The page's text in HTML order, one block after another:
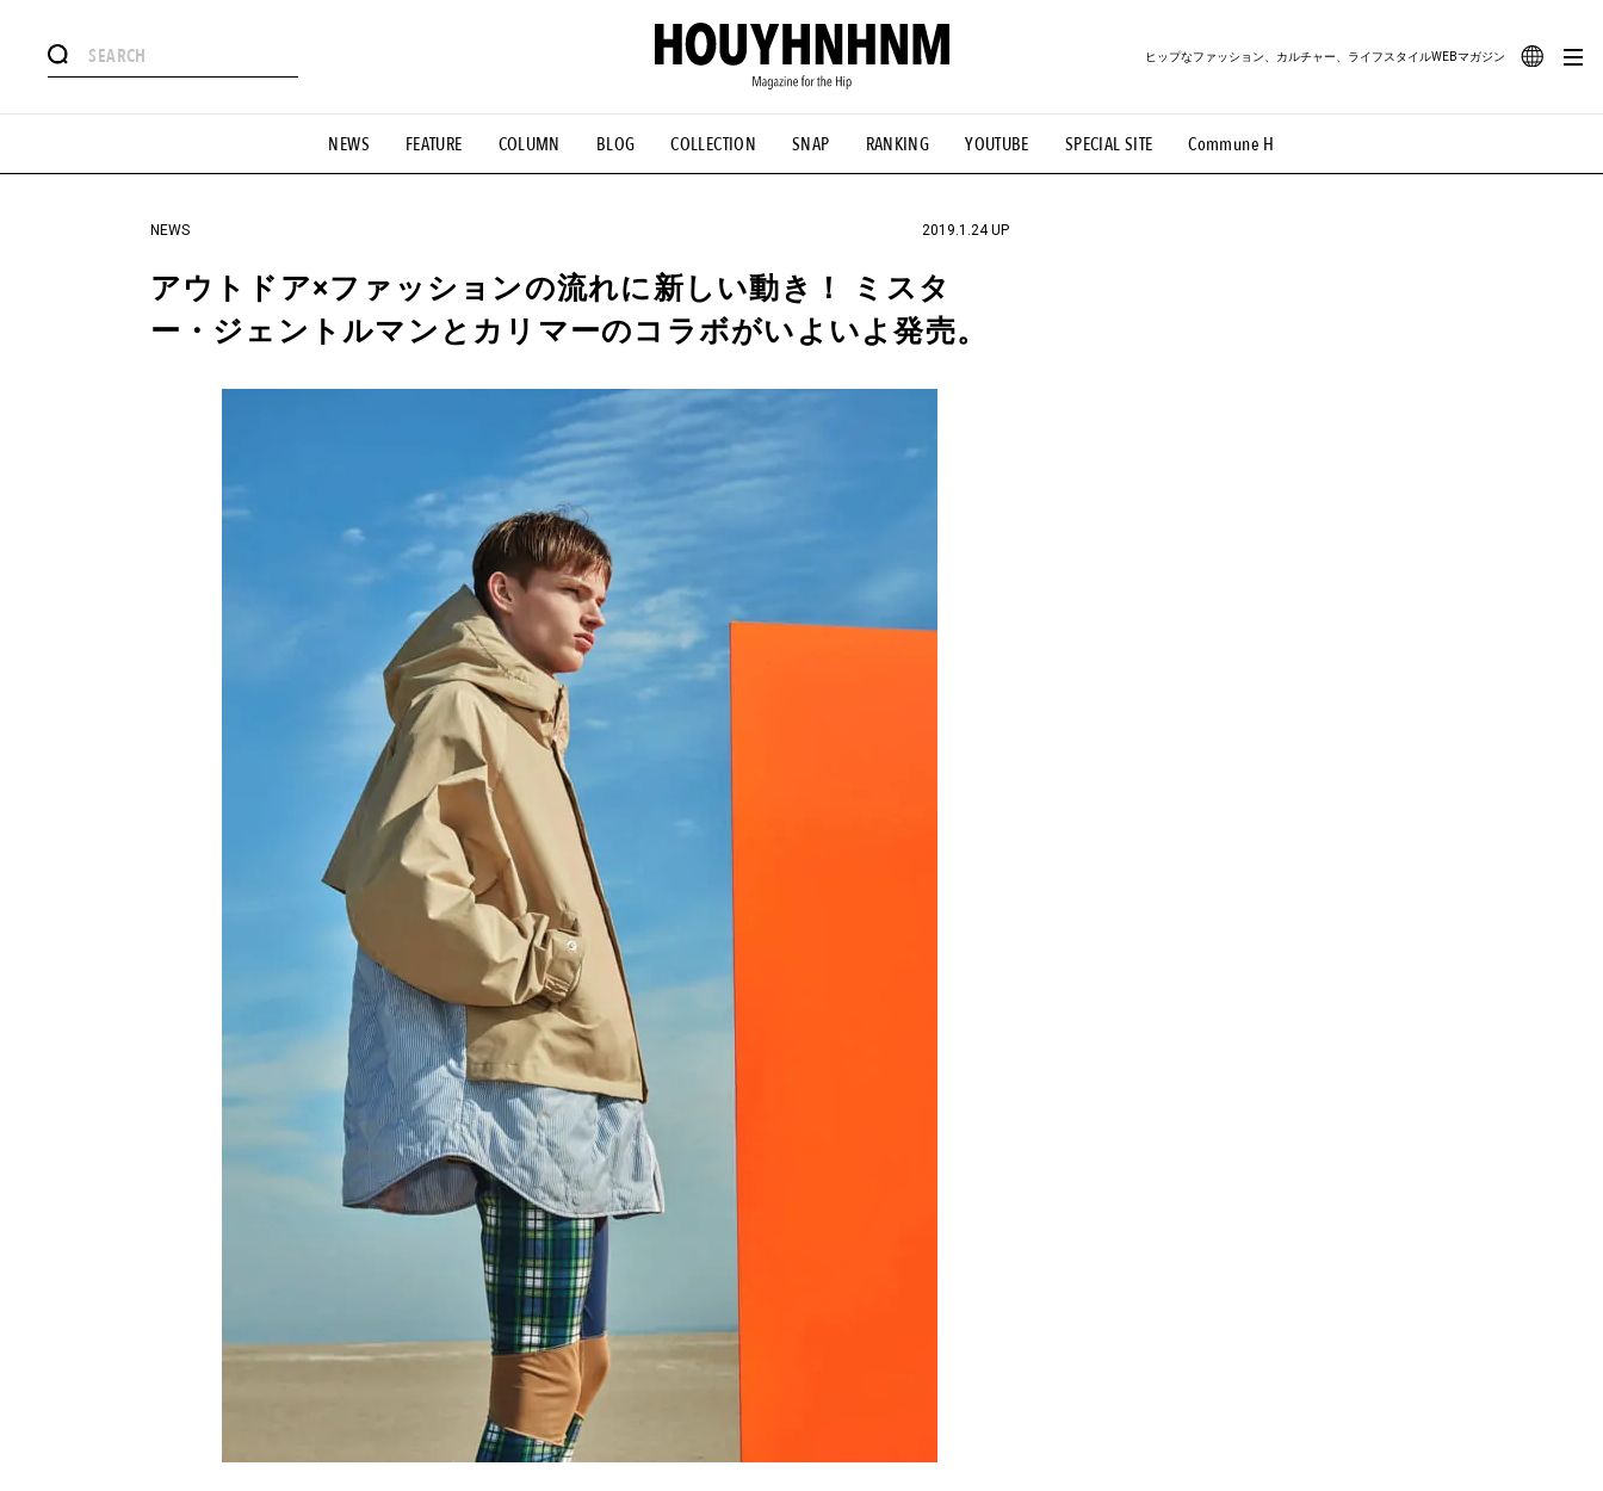
NEWS FEATURE COLUMN BLOG COLLECTION SNAP RANKING YOUTUBE SPECIAL SITE Commune H
ヒップなファッション、カルチャー、ライフスタイルWEBマガジン
#憧れの逸品 #ESSENTIAL DESIGNS #古着サミット #NEW VINTAGE #マイナーグッド図鑑 #路地裏てぃーん。 #MONTHLY JOURNAL
#GH 銘品の所以 #フイナムのYouTube #Commune H #FOCUS IT #AH.H #ととけん #FASHION #MUSIC #MOVIE #LIFESTYLE #SNEAKER #OUTDOOR
#HANDSOME HANDBOOK
NEWS 2019.1.24 UP
アウトドア×ファッションの流れに新しい動き！ ミスタ
ー・ジェントルマンとカリマーのコラボがいよいよ発売。